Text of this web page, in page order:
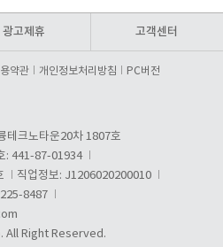
광고제휴 고객센터
약관 개인정보처리방침 PC버전
테크노타운20차 1807호
: 441-87-01934
직업정보: J1206020200010
8487
Right Reserved.